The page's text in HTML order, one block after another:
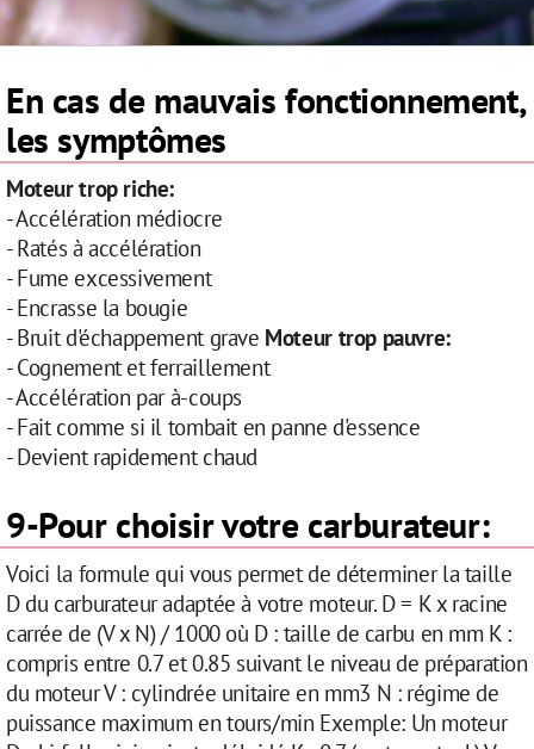
En cas de mauvais fonctionnement,
les symptômes
Moteur trop riche:
- Accélération médiocre
- Ratés à accélération
- Fume excessivement
- Encrasse la bougie
- Bruit d'échappement grave Moteur trop pauvre:
- Cognement et ferraillement
- Accélération par à-coups
- Fait comme si il tombait en panne d'essence
- Devient rapidement chaud
9-Pour choisir votre carburateur:
Voici la formule qui vous permet de déterminer la taille
D du carburateur adaptée à votre moteur. D = K x racine
carrée de (V x N) / 1000 où D : taille de carbu en mm K :
compris entre 0.7 et 0.85 suivant le niveau de préparation
du moteur V : cylindrée unitaire en mm3 N : régime de
puissance maximum en tours/min Exemple: Un moteur